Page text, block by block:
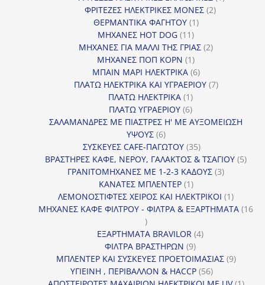
ΦΡΙΤΕΖΕΣ ΗΛΕΚΤΡΙΚΕΣ ΜΟΝΕΣ 22
ΘΕΡΜΑΝΤΙΚΑ ΦΑΓΗΤΟΥ 11
ΜΗΧΑΝΕΣ HOT DOG 1111
προϊόντα
ΜΗΧΑΝΕΣ ΓΙΑ ΜΑΛΛΙ ΤΗΣ ΓΡΙΑΣ 22
ΜΗΧΑΝΕΣ ΠΟΠ ΚΟΡΝ 11
προϊόν
ΜΠΑΙΝ ΜΑΡΙ ΗΛΕΚΤΡΙΚΑ 66
προϊόντα
ΠΛΑΤΩ ΗΛΕΚΤΡΙΚΑ ΚΑΙ ΥΓΡΑΕΡΙΟΥ 77
ΠΛΑΤΩ ΗΛΕΚΤΡΙΚΑ 11
προϊόν
ΠΛΑΤΩ ΥΓΡΑΕΡΙΟΥ 66
προϊόντα
ΣΑΛΑΜΑΝΔΡΕΣ ΜΕ ΠΙΑΣΤΡΕΣ Η' ΜΕ ΑΥΞΟΜΕΙΩΣΗ
ΥΨΟΥΣ 66
προϊόντα
ΣΥΣΚΕΥΕΣ CAFE-ΠΑΓΩΤΟΥ 3535
προϊόντα
ΒΡΑΣΤΗΡΕΣ ΚΑΦΕ, ΝΕΡΟΥ, ΓΑΛΑΚΤΟΣ & ΤΣΑΓΙΟΥ 55
ΓΡΑΝΙΤΟΜΗΧΑΝΕΣ ΜΕ 1-2-3 ΚΑΔΟΥΣ 33
ΚΑΝΑΤΕΣ ΜΠΛΕΝΤΕΡ 11
προϊόν
ΛΕΜΟΝΟΣΤΙΦΤΕΣ ΧΕΙΡΟΣ ΚΑΙ ΗΛΕΚΤΡΙΚΟΙ 11
προϊόν
ΜΗΧΑΝΕΣ ΚΑΦΕ ΦΙΛΤΡΟΥ - ΦΙΛΤΡΑ & ΕΞΑΡΤΗΜΑΤΑ 16
16
προϊόντα
ΕΞΑΡΤΗΜΑΤΑ BRAVILOR 44
ΦΙΛΤΡΑ ΒΡΑΣΤΗΡΩΝ 99
προϊόντα
ΜΠΛΕΝΤΕΡ ΚΑΙ ΣΥΣΚΕΥΕΣ ΠΡΟΕΤΟΙΜΑΣΙΑΣ 99
ΥΓΙΕΙΝΗ , ΠΕΡΙΒΑΛΛΟΝ & HACCP 5656
προϊόντα1